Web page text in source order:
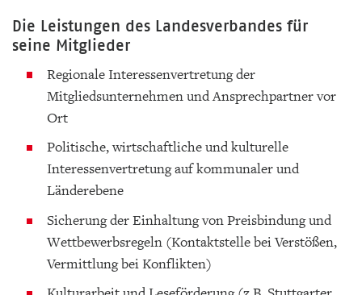
Die Leistungen des Landesverbandes für
seine Mitglieder
Regionale Interessenvertretung der
Mitgliedsunternehmen und Ansprechpartner vor
Ort
Politische, wirtschaftliche und kulturelle
Interessenvertretung auf kommunaler und
Länderebene
Sicherung der Einhaltung von Preisbindung und
Wettbewerbsregeln (Kontaktstelle bei Verstößen,
Vermittlung bei Konflikten)